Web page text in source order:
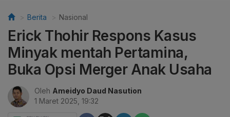
Berita Nasional
Erick Thohir Respons Kasus
Minyak mentah Pertamina,
Buka Opsi Merger Anak Usaha
Oleh Ameidyo Daud Nasution
1 Maret 2025, 19:32